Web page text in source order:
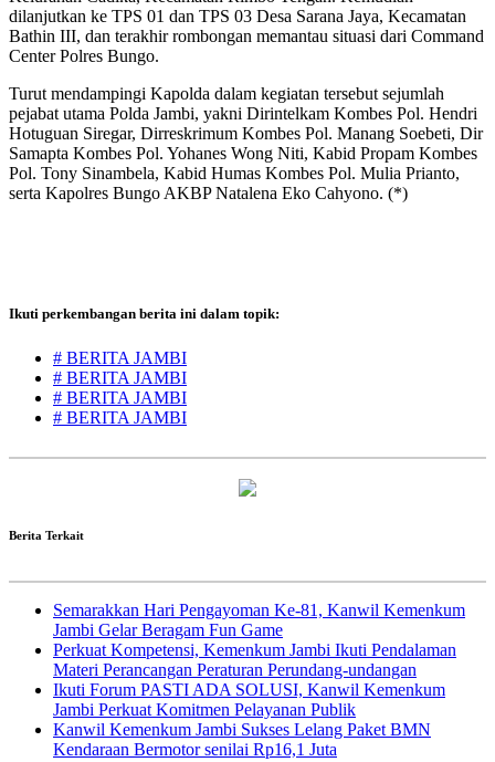
dilanjutkan ke TPS 01 dan TPS 03 Desa Sarana Jaya, Kecamatan
Bathin III, dan terakhir rombongan memantau situasi dari Command
Center Polres Bungo.
Turut mendampingi Kapolda dalam kegiatan tersebut sejumlah
pejabat utama Polda Jambi, yakni Dirintelkam Kombes Pol. Hendri
Hotuguan Siregar, Dirreskrimum Kombes Pol. Manang Soebeti, Dir
Samapta Kombes Pol. Yohanes Wong Niti, Kabid Propam Kombes
Pol. Tony Sinambela, Kabid Humas Kombes Pol. Mulia Prianto,
serta Kapolres Bungo AKBP Natalena Eko Cahyono. (*)
Ikuti perkembangan berita ini dalam topik:
# BERITA JAMBI
# BERITA JAMBI
# BERITA JAMBI
# BERITA JAMBI
Berita Terkait
Semarakkan Hari Pengayoman Ke-81, Kanwil Kemenkum
Jambi Gelar Beragam Fun Game
Perkuat Kompetensi, Kemenkum Jambi Ikuti Pendalaman
Materi Perancangan Peraturan Perundang-undangan
Ikuti Forum PASTI ADA SOLUSI, Kanwil Kemenkum
Jambi Perkuat Komitmen Pelayanan Publik
Kanwil Kemenkum Jambi Sukses Lelang Paket BMN
Kendaraan Bermotor senilai Rp16,1 Juta